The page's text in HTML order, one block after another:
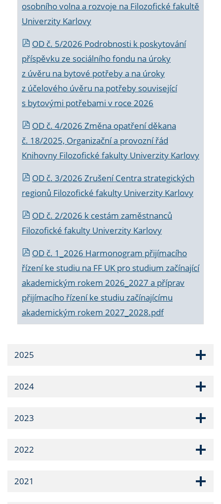
osobního volna a rozvoje na Filozofické fakultě
Univerzity Karlovy
OD č. 5/2026 Podrobnosti k poskytování
příspěvku ze sociálního fondu na úroky
z úvěru na bytové potřeby a na úroky
z účelového úvěru na potřeby související
s bytovými potřebami v roce 2026
OD č. 4/2026 Změna opatření děkana
č. 18/2025, Organizační a provozní řád
Knihovny Filozofické fakulty Univerzity Karlovy
OD č. 3/2026 Zrušení Centra strategických
regionů Filozofické fakulty Univerzity Karlovy
OD č. 2/2026 k cestám zaměstnanců
Filozofické fakulty Univerzity Karlovy
OD č. 1_2026 Harmonogram přijímacího
řízení ke studiu na FF UK pro studium začínající
akademickým rokem 2026_2027 a příprav
přijímacího řízení ke studiu začínajícímu
akademickým rokem 2027_2028.pdf
2025
2024
2023
2022
2021